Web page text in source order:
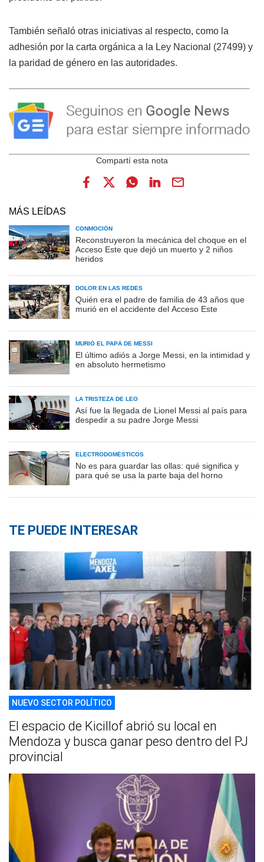
También señaló otras iniciativas al respecto, como la
adhesión por la carta orgánica a la Ley Nacional (27499) y
la paridad de género en las autoridades.
MÁS LEÍDAS
CONMOCIÓN
Reconstruyeron la mecánica del choque en el
Acceso Este que dejó un muerto y 2 niños
heridos
DOLOR EN LAS REDES
Quién era el padre de familia de 43 años que
murió en el accidente del Acceso Este
MURIÓ EL PAPÁ DE MESSI
El último adiós a Jorge Messi, en la intimidad y
en absoluto hermetismo
LA TRISTEZA DE LEO
Así fue la llegada de Lionel Messi al país para
despedir a su padre Jorge Messi
ELECTRODOMÉSTICOS
No es para guardar las ollas: qué significa y
para qué se usa la parte baja del horno
TE PUEDE INTERESAR
NUEVO SECTOR POLÍTICO
El espacio de Kicillof abrió su local en
Mendoza y busca ganar peso dentro del PJ
provincial